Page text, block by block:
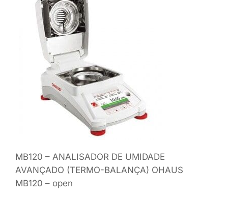
MB120 – ANALISADOR DE UMIDADE
AVANÇADO (TERMO-BALANÇA) OHAUS
MB120 – open